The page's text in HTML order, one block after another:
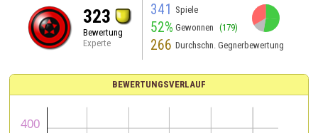
323
Bewertung
Experte
341 Spiele
52% Gewonnen (179)
266 Durchschn. Gegnerbewertung
BEWERTUNGSVERLAUF